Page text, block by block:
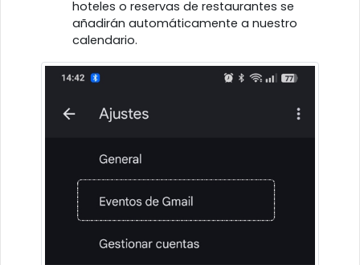
hoteles o reservas de restaurantes se
añadirán automáticamente a nuestro
calendario.